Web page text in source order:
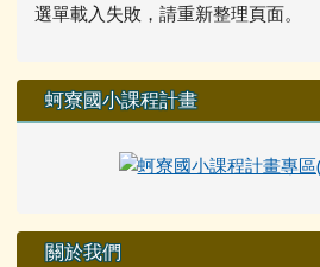
選單載入失敗，請重新整理頁面。
蚵寮國小課程計畫
關於我們